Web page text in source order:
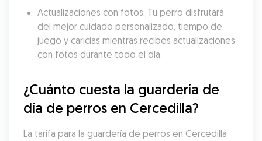
Actualizaciones con fotos: Tu perro disfrutará
del mejor cuidado personalizado, tiempo de
juego y caricias mientras recibes actualizaciones
con fotos durante todo el día.
¿Cuánto cuesta la guardería de
día de perros en Cercedilla?
La tarifa para la guardería de perros en Cercedilla